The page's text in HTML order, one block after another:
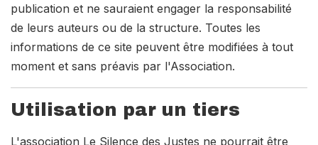
publication et ne sauraient engager la responsabilité
de leurs auteurs ou de la structure. Toutes les
informations de ce site peuvent être modifiées à tout
moment et sans préavis par l'Association.
Utilisation par un tiers
L'association Le Silence des Justes ne pourrait être